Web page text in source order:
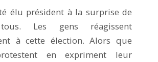
élu président à la surprise de
Les gens réagissent
à cette élection. Alors que
en expriment leur